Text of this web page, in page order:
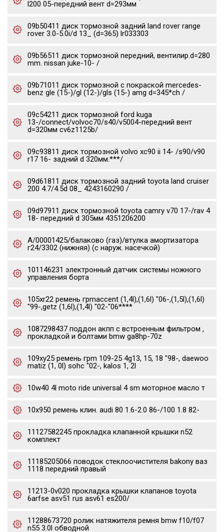
l200 05-передний вент d=293мм
09b50411 диск тормозной задний land rover range
rover 3.0-5.0i/d 13_ (d=365) lr033303
09b56511 диск тормозной передний, вентилир.d=280
mm. nissan juke-10- /
09b71011 диск тормозной с покраской mercedes-
benz gle (15-)/gl (12-)/gls (15-) amg d=345*ch /
09c54211 диск тормозной ford kuga
13-/connect/volvoc70/s40/v5004-передний вент
d=320мм cv6z1125b/
09c93811 диск тормозной volvo xc90 ii 14- /s90/v90
r17 16- задний d 320мм.***/
09d61811 диск тормозной задний toyota land cruiser
200 4.7/4.5d 08_ 4243160290 /
09d97911 диск тормозной toyota camry v70 17-/rav 4
18- передний d 305мм 4351206200
А/00001425/балаково (газ)/втулка амортизатора
г24/3302 (нижняя) (с наруж. насечкой)
101146231 электронный датчик системы ножного
управления борта
105xr22 ремень грmaccent (1,4l),(1,6l) "06-,(1,5l),(1,6l)
"99-,getz (1,6l),(1,4l) "02-"06****
1087298437 поддон акпп с встроенным фильтром ,
прокладкой и болтами bmw ga8hp-70z
109xy25 ремень грm 109-25 4g13, 15, 18 "98-, daewoo
matiz (1, 0l) sohc "02-, kalos 1, 2l
10w40 4l moto ride universal 4 sm моторное масло т
10x950 ремень клин. audi 80 1.6-2.0 86-/100 1.8 82-
11127582245 прокладка клапанной крышки n52
комплект
11185205066 поводок стеклоочистителя bakony ваз
1118 передний правый
11213-0v020 прокладка крышки клапанов toyota
6arfse asv51 rus asv61 es200/
11288673720 ролик натяжителя ремня bmw f10/f07
n55 3.0l обводной